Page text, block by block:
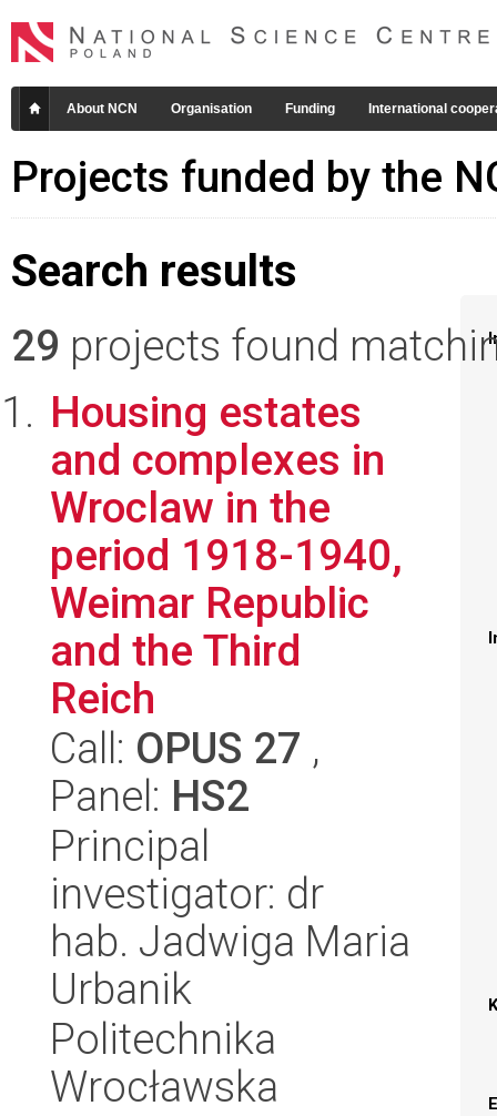
About NCN Organisation Funding International
Projects funded by the
Search results
29 projects found
Housing estates
and complexes in
Wroclaw in the
period 1918-1940,
Weimar Republic
and the Third
Reich
Call: OPUS 27 ,
Panel: HS2
Principal
investigator: dr
hab. Jadwiga Maria
Urbanik
Politechnika
Wrocławska